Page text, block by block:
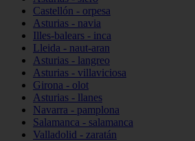
Castellón - orpesa
Asturias - navia
Illes-balears - inca
Lleida - naut-aran
Asturias - langreo
Asturias - villaviciosa
Girona - olot
Asturias - llanes
Navarra - pamplona
Salamanca - salamanca
Valladolid - zaratán